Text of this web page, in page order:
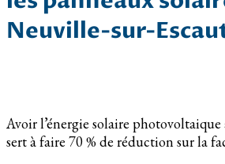
Neuville-sur-
Avoir l’énergie solaire
sert à faire 70 % de réduction sur la